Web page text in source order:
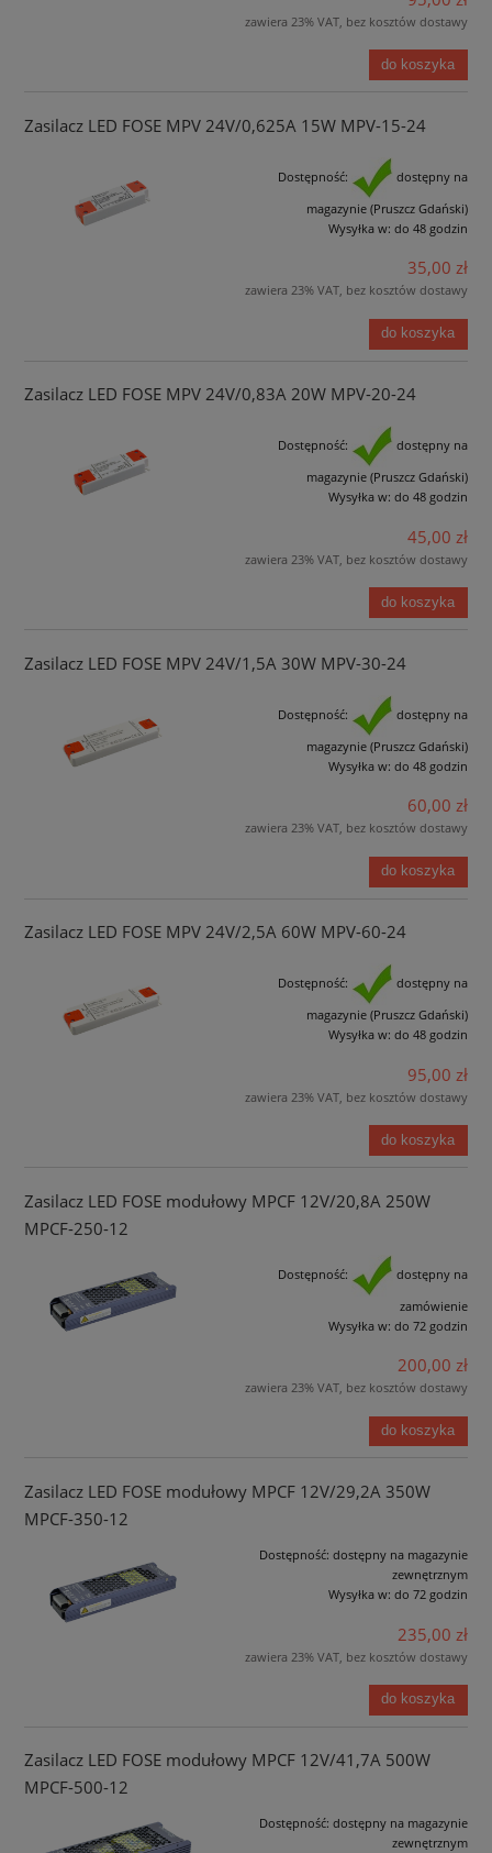
zawiera 23% VAT, bez kosztów dostawy
do koszyka
Zasilacz LED FOSE MPV 24V/0,625A 15W MPV-15-24
Dostępność:
dostępny na
magazynie (Pruszcz Gdański)
Wysyłka w: do 48 godzin
35,00 zł
zawiera 23% VAT, bez kosztów dostawy
do koszyka
Zasilacz LED FOSE MPV 24V/0,83A 20W MPV-20-24
Dostępność:
dostępny na
magazynie (Pruszcz Gdański)
Wysyłka w: do 48 godzin
45,00 zł
zawiera 23% VAT, bez kosztów dostawy
do koszyka
Zasilacz LED FOSE MPV 24V/1,5A 30W MPV-30-24
Dostępność:
dostępny na
magazynie (Pruszcz Gdański)
Wysyłka w: do 48 godzin
60,00 zł
zawiera 23% VAT, bez kosztów dostawy
do koszyka
Zasilacz LED FOSE MPV 24V/2,5A 60W MPV-60-24
Dostępność:
dostępny na
magazynie (Pruszcz Gdański)
Wysyłka w: do 48 godzin
95,00 zł
zawiera 23% VAT, bez kosztów dostawy
do koszyka
Zasilacz LED FOSE modułowy MPCF 12V/20,8A 250W
MPCF-250-12
Dostępność:
dostępny na
zamówienie
Wysyłka w: do 72 godzin
200,00 zł
zawiera 23% VAT, bez kosztów dostawy
do koszyka
Zasilacz LED FOSE modułowy MPCF 12V/29,2A 350W
MPCF-350-12
Dostępność: dostępny na magazynie
zewnętrznym
Wysyłka w: do 72 godzin
235,00 zł
zawiera 23% VAT, bez kosztów dostawy
do koszyka
Zasilacz LED FOSE modułowy MPCF 12V/41,7A 500W
MPCF-500-12
Dostępność: dostępny na magazynie
zewnętrznym